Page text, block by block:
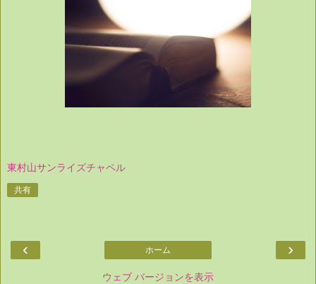
東村山サンライズチャペル
共有
‹ ›
ホーム
ウェブ バージョンを表示